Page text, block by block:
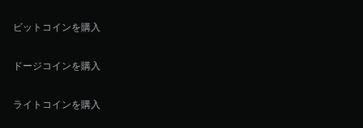
ビットコインを購入
ドージコインを購入
ライトコインを購入